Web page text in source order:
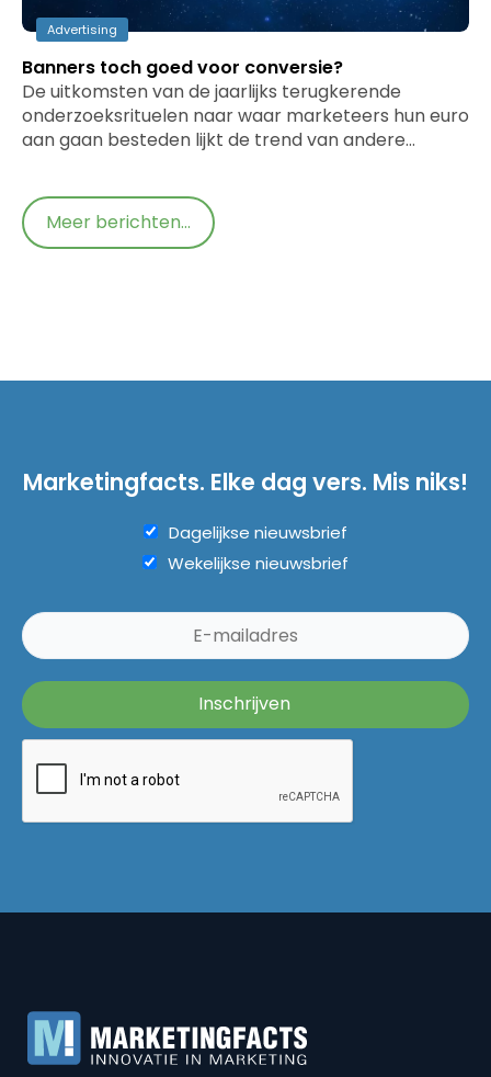
Advertising
Banners toch goed voor conversie?
De uitkomsten van de jaarlijks terugkerende
onderzoeksrituelen naar waar marketeers hun euro
aan gaan besteden lijkt de trend van andere…
Meer berichten...
Marketingfacts. Elke dag vers. Mis niks!
Dagelijkse nieuwsbrief
Wekelijkse nieuwsbrief